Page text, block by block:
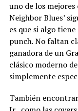
uno de los mejores
Neighbor Blues’
es que si algo
punch. No faltan
ganadora de un
clásico moderno
simplemente
También